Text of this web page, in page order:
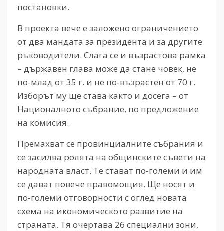
постановки.
В проекта вече е заложено ограничението
от два мандата за президента и за другите
ръководители. Слага се и възрастова рамка
– държавен глава може да стане човек, не
по-млад от 35 г. и не по-възрастен от 70 г.
Изборът му ще става както и досега – от
Националното събрание, по предложение
на комисия.
Премахват се провинциалните събрания и
се засилва ролята на общинските съвети на
народната власт. Те стават по-големи и им
се дават повече правомощия. Ще носят и
по-големи отговорности с оглед новата
схема на икономическото развитие на
страната. Тя очертава 26 специални зони,